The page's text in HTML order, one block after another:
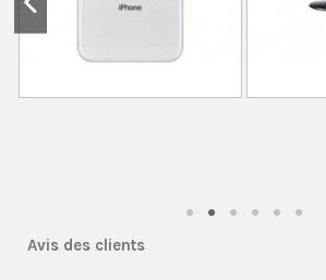
Avis des clients